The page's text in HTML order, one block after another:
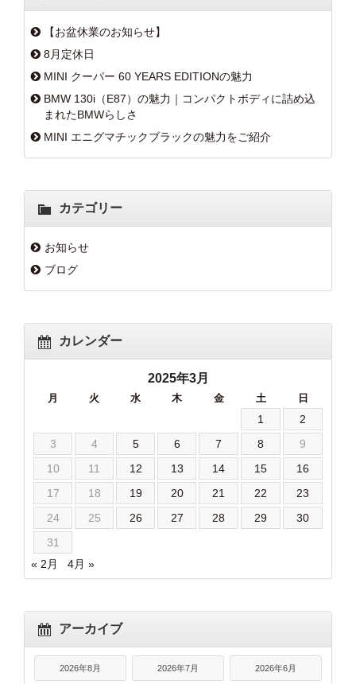
【お盆休業のお知らせ】
8月定休日
MINI クーパー 60 YEARS EDITIONの魅力
BMW 130i（E87）の魅力｜コンパクトボディに詰め込
まれたBMWらしさ
MINI エニグマチックブラックの魅力をご紹介
カテゴリー
お知らせ
ブログ
カレンダー
2025年3月
月 火 水 木 金 土 日
1
2
3
4 5 6 7 8
9
10
11 12 13 14 15
16
17
18 19 20 21 22
23
24
25 26 27 28 29
30
31
« 2月
4月 »
アーカイブ
2026年8月 2026年7月 2026年6月